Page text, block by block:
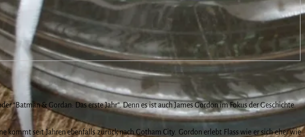
“Batman & Gordan: Das erste Jahr”. Denn es ist auch James Gordon im Fokus der Geschichte.
seit Jahren ebenfalls zurück nach Gotham City. Gordon erlebt Flass wie er sich eher wie